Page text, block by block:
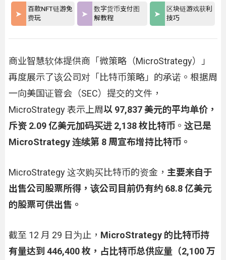
百款NFT链游免
费玩
数字货币支付图
解教程
区块链游戏获利
技巧
商业智慧软体提供商「微策略（MicroStrategy）」
再度展示了该公司对「比特币策略」的承诺。根据周
一向美国证管会（SEC）提交的文件，
MicroStrategy 表示上周以 97,837 美元的平均单价，
斥资 2.09 亿美元加码买进 2,138 枚比特币。 这已是
MicroStrategy 连续第 8 周宣布增持比特币。
MicroStrategy 这次购买比特币的资金， 主要来自于
出售公司股票所得，该公司 目前仍有约 68.8 亿美元
的股票可供出售。
截至 12 月 29 日为止， MicroStrategy 的比特币持
有量达到 446,400 枚，占比特币总供应量（2,100 万